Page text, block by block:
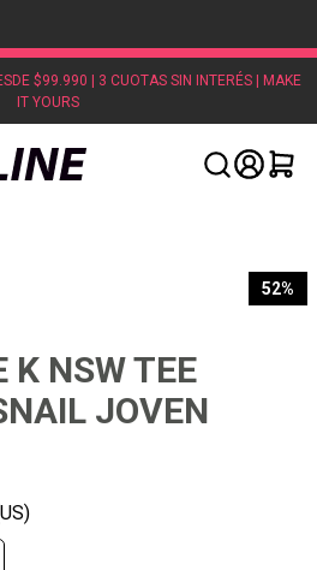
$99.990 | 3 CUOTAS SIN INTERÉS | MAKE
IT YOURS
52%
K NSW TEE
JOVEN